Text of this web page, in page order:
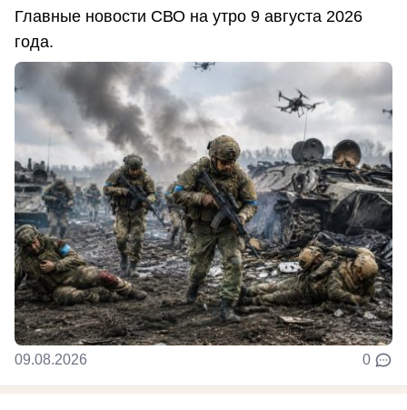
Главные новости СВО на утро 9 августа 2026
года.
09.08.2026 0